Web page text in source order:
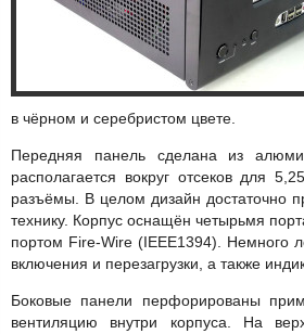
в чёрном и серебристом цвете.
Передняя панель сделана из
располагается вокруг отсеков для
разъёмы. В целом дизайн достаточно
технику. Корпус оснащён четырьмя
портом Fire-Wire (IEEE1394). Немного
включения и перезагрузки, а также
Боковые панели перфорированы
вентиляцию внутри корпуса. На